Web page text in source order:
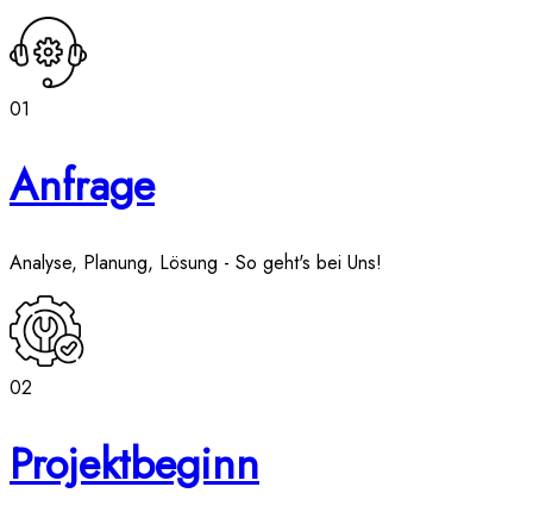
01
Anfrage
Analyse, Planung, Lösung - So geht's bei Uns!
02
Projektbeginn